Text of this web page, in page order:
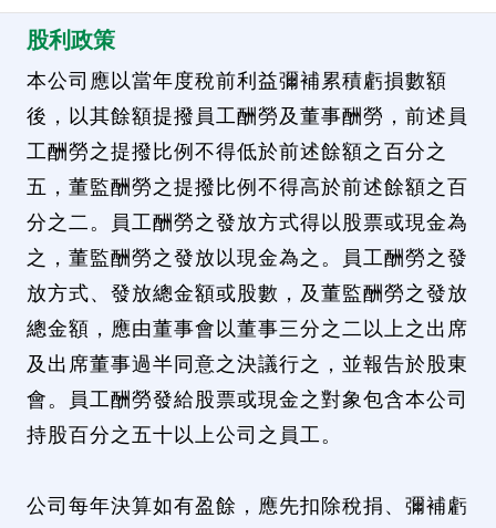
股利政策
本公司應以當年度稅前利益彌補累積虧損數額
後，以其餘額提撥員工酬勞及董事酬勞，前述員
工酬勞之提撥比例不得低於前述餘額之百分之
五，董監酬勞之提撥比例不得高於前述餘額之百
分之二。員工酬勞之發放方式得以股票或現金為
之，董監酬勞之發放以現金為之。員工酬勞之發
放方式、發放總金額或股數，及董監酬勞之發放
總金額，應由董事會以董事三分之二以上之出席
及出席董事過半同意之決議行之，並報告於股東
會。員工酬勞發給股票或現金之對象包含本公司
持股百分之五十以上公司之員工。
公司每年決算如有盈餘，應先扣除稅捐、彌補虧